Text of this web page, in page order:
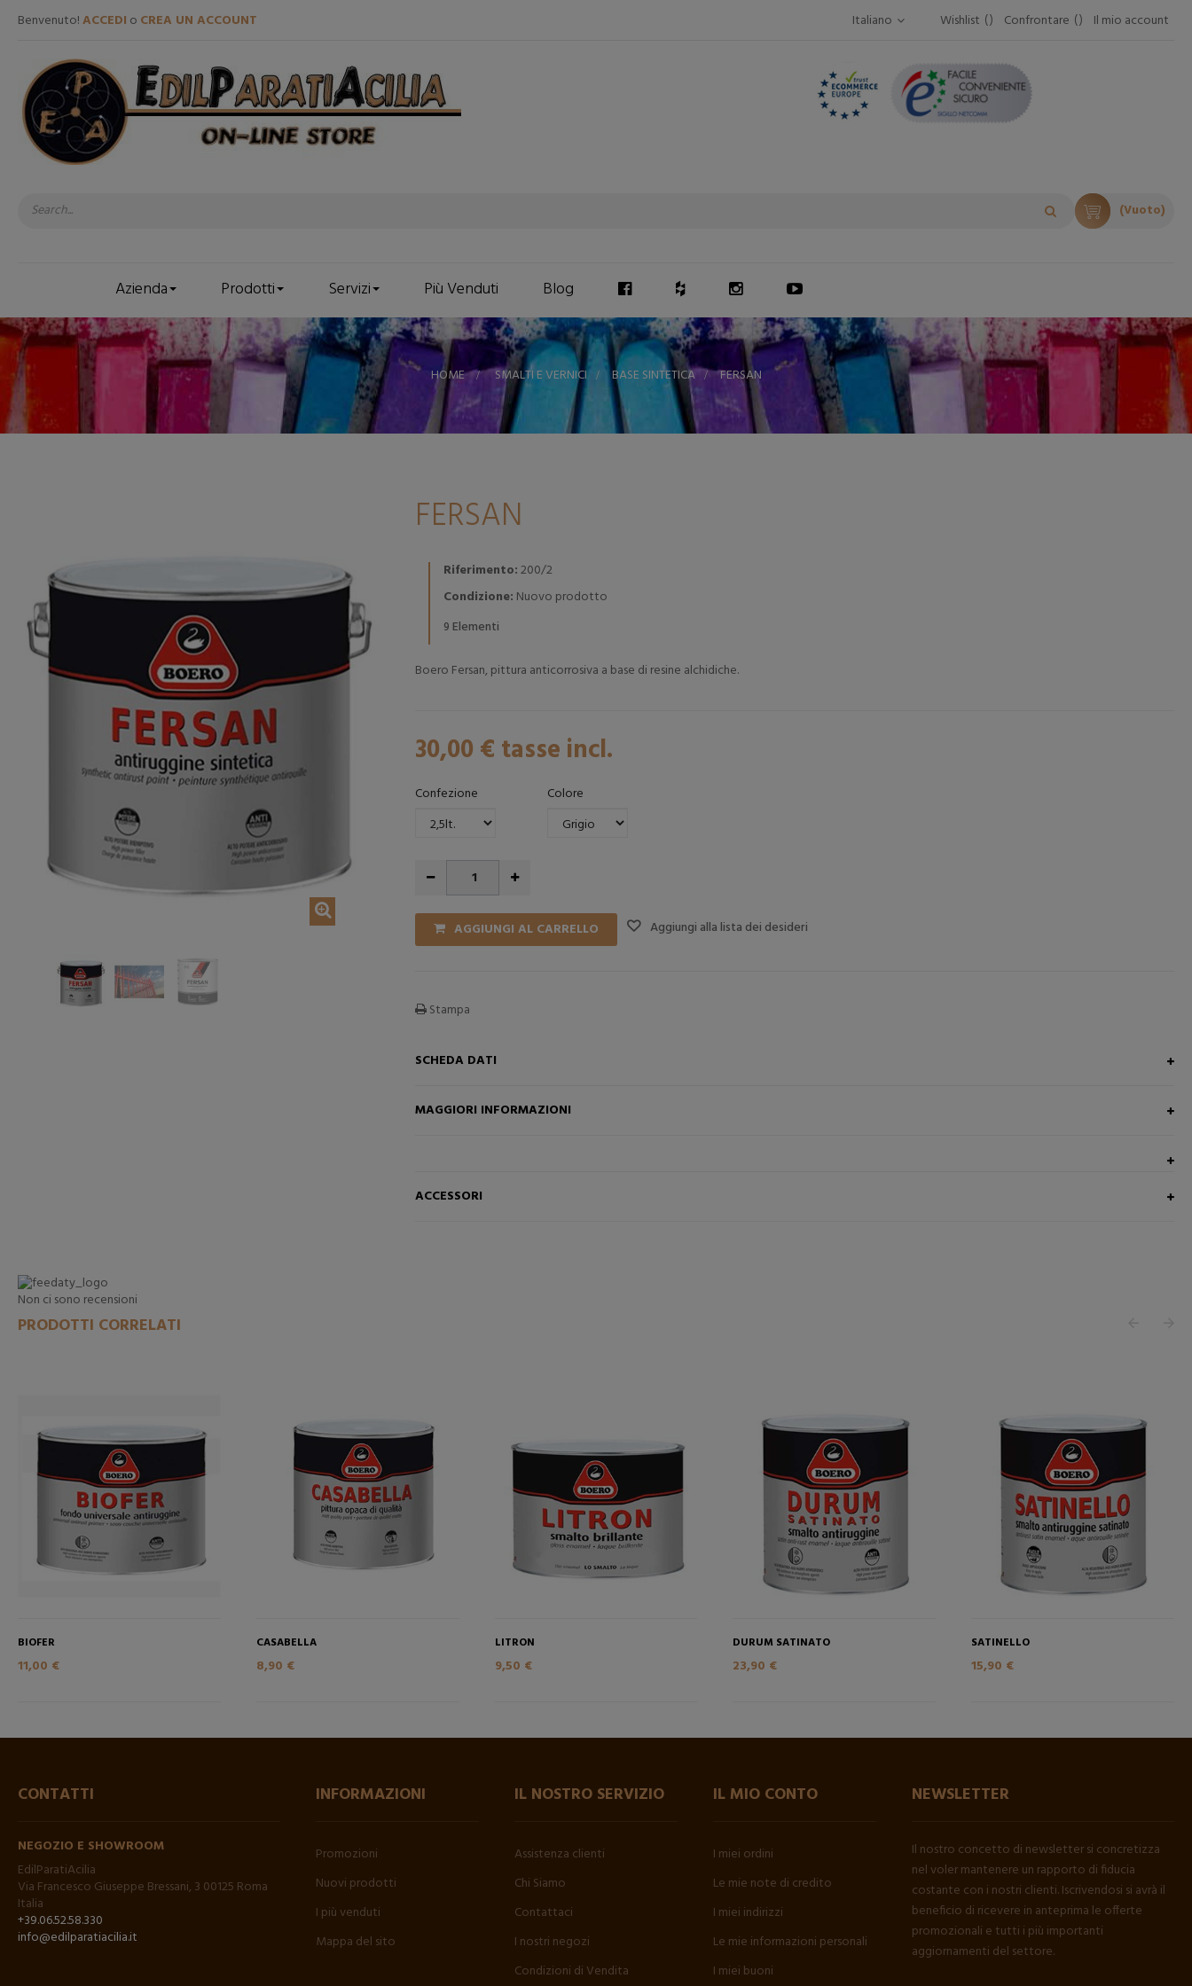
Benvenuto!ACCEDI o CREA UN ACCOUNT Wishlist Confrontare Il mio account
Italiano
(Vuoto)
Azienda Prodotti Servizi Più Venduti Blog
HOME > SMALTI E VERNICI > BASE SINTETICA > FERSAN
FERSAN
Riferimento:200/2
Condizione: Nuovo prodotto
9 Elementi
Boero Fersan, pittura anticorrosiva a base di resine alchidiche.
30,00 € tasse incl.
Confezione Colore
AGGIUNGI AL CARRELLO Aggiungi alla lista dei desideri
Stampa
SCHEDA DATI
MAGGIORI INFORMAZIONI
ACCESSORI
Non ci sono recensioni
PRODOTTI CORRELATI
BIOFER
11,00 €
CASABELLA
8,90 €
LITRON
9,50 €
DURUM SATINATO
23,90 €
SATINELLO
15,90 €
CONTATTI
NEGOZIO E SHOWROOM
EdilParatiAcilia
Via Francesco Giuseppe Bressani, 3 00125 Roma
Italia
+39.06.52.58.330
info@edilparatiacilia.it
INFORMAZIONI
Promozioni
Nuovi prodotti
I più venduti
Mappa del sito
IL NOSTRO SERVIZIO
Assistenza clienti
Chi Siamo
Contattaci
I nostri negozi
Condizioni di Vendita
IL MIO CONTO
I miei ordini
Le mie note di credito
I miei indirizzi
Le mie informazioni personali
I miei buoni
NEWSLETTER
Il nostro concetto di newsletter si concretizza
nel voler mantenere un rapporto di fiducia
costante con i nostri clienti. Iscrivendosi si avrà il
beneficio di ricevere in anteprima le offerte
promozionali e tutti i più importanti
aggiornamenti del settore.